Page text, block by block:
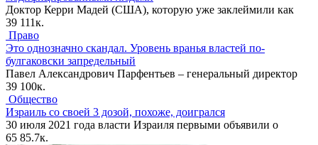
Доктор Керри Мадей (США), которую уже заклеймили как
39 111к.
Право
Это однозначно скандал. Уровень вранья властей по-
булгаковски запредельный
Павел Александрович Парфентьев – генеральный директор
39 100к.
Общество
Израиль со своей 3 дозой, похоже, доигрался
30 июля 2021 года власти Израиля первыми объявили о
65 85.7к.